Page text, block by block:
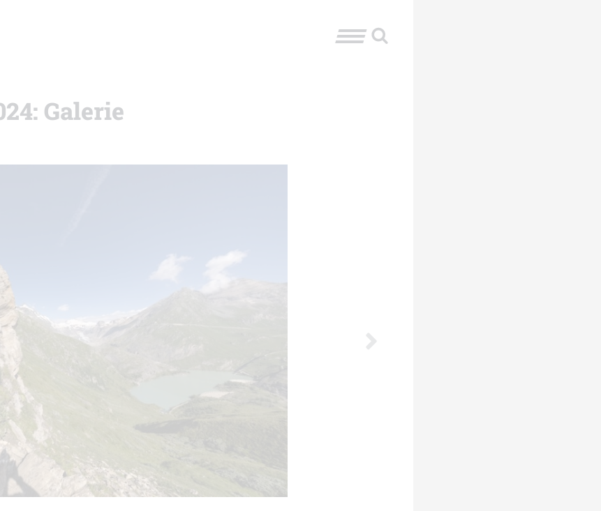
Galerie